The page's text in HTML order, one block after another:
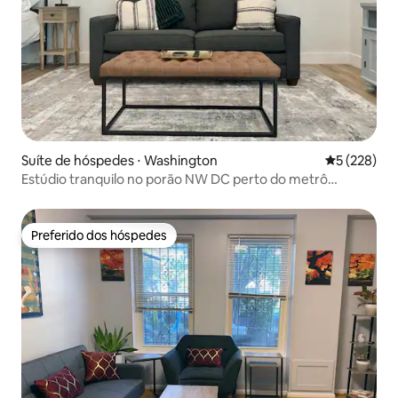
Suíte de hóspedes ⋅ Washington 5 de uma
5 (228)
Estúdio tranquilo no porão NW DC perto do metrô
Preferido dos hóspedes
Preferido dos hóspedes